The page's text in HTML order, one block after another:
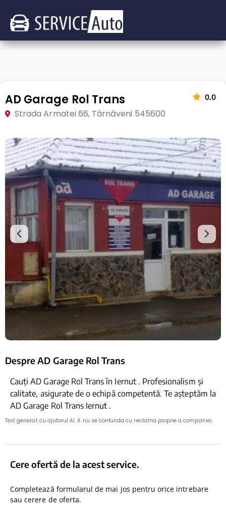
AD Garage Rol Trans 0.0
Strada Armatei 66, Târnăveni 545600
Despre AD Garage Rol Trans
Cauți AD Garage Rol Trans în Iernut . Profesionalism și
calitate, asigurate de o echipă competentă. Te așteptăm la
AD Garage Rol Trans Iernut .
Text generat cu ajutorul AI. A nu se confunda cu reclama proprie a companiei.
Cere ofertă de la acest service.
Completează formularul de mai jos pentru orice intrebare
sau cerere de oferta.